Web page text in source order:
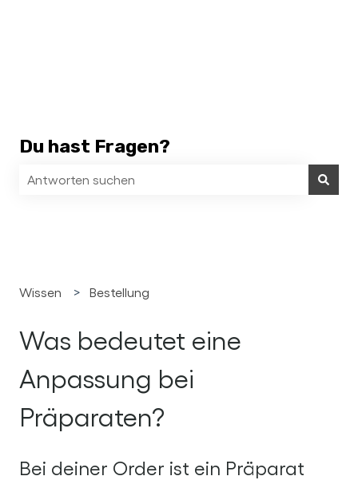
Du hast Fragen?
Wissen Bestellung
Was bedeutet eine
Anpassung bei
Präparaten?
Bei deiner Order ist ein Präparat